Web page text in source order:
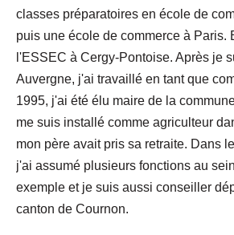
classes préparatoires en école de
puis une école de commerce à Paris.
l'ESSEC à Cergy-Pontoise. Après je
Auvergne, j'ai travaillé en tant que
1995, j'ai été élu maire de la
me suis installé comme agriculteur
mon père avait pris sa retraite. Dans
j'ai assumé plusieurs fonctions au
exemple et je suis aussi conseiller
canton de Cournon.